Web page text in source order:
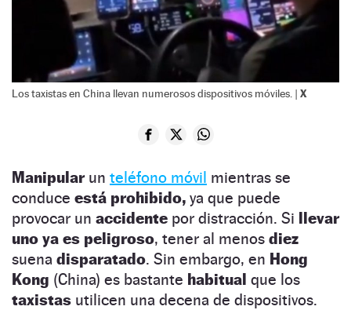
Los taxistas en China llevan numerosos dispositivos móviles. | X
Manipular un teléfono móvil mientras se
conduce está prohibido, ya que puede
provocar un accidente por distracción. Si llevar
uno ya es peligroso, tener al menos diez
suena disparatado. Sin embargo, en Hong
Kong (China) es bastante habitual que los
taxistas utilicen una decena de dispositivos.